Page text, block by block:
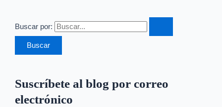
Buscar por:
Suscríbete al blog por correo
electrónico